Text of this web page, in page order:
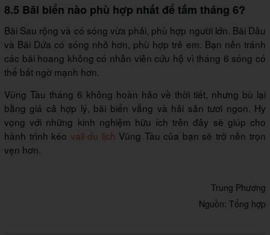
8.5 Bãi biển nào phù hợp nhất để tắm tháng 6?
Bãi Sau rộng và có sóng vừa phải, phù hợp người lớn. Bãi Dâu
và Bãi Dứa có sóng nhỏ hơn, phù hợp trẻ em. Bạn nên tránh
các bãi hoang không có nhân viên cứu hộ vì tháng 6 sóng có
thể bất ngờ mạnh hơn.
Vũng Tàu tháng 6 không hoàn hảo về thời tiết, nhưng bù lại
bằng giá cả hợp lý, bãi biển vắng và hải sản tươi ngon. Hy
vọng với những kinh nghiệm hữu ích trên đây sẽ giúp cho
hành trình kéo vali du lịch Vũng Tàu của bạn sẽ trở nên trọn
vẹn hơn.
Trung Phương
Nguồn: Tổng hợp